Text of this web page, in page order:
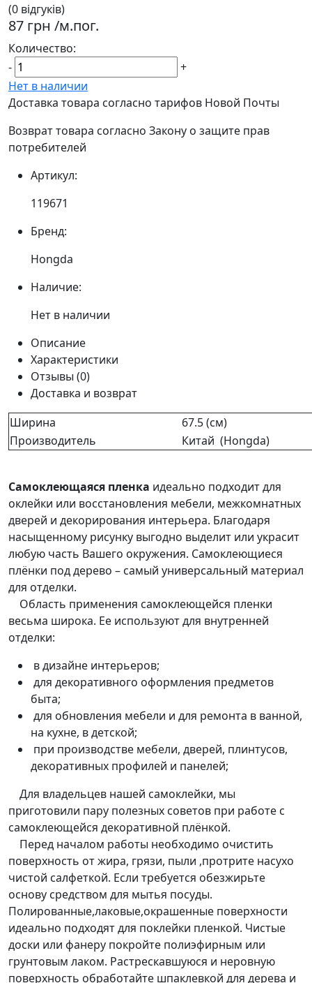
(0 відгуків)
87 грн /м.пог.
Количество:
-
+
Нет в наличии
Доставка товара согласно тарифов Новой Почты
Возврат товара согласно Закону о защите прав
потребителей
Артикул:
119671
Бренд:
Hongda
Наличие:
Нет в наличии
Описание
Характеристики
Отзывы (0)
Доставка и возврат
Ширина
67.5 (см)
Производитель
Китай (Hongda)
Самоклеющаяся пленка идеально подходит для
оклейки или восстановления мебели, межкомнатных
дверей и декорирования интерьера. Благодаря
насыщенному рисунку выгодно выделит или украсит
любую часть Вашего окружения. Самоклеющиеся
плёнки под дерево – самый универсальный материал
для отделки.
Область применения самоклеющейся пленки
весьма широка. Ее используют для внутренней
отделки:
в дизайне интерьеров;
для декоративного оформления предметов
быта;
для обновления мебели и для ремонта в ванной,
на кухне, в детской;
при производстве мебели, дверей, плинтусов,
декоративных профилей и панелей;
Для владельцев нашей самоклейки, мы
приготовили пару полезных советов при работе с
самоклеющейся декоративной плёнкой.
Перед началом работы необходимо очистить
поверхность от жира, грязи, пыли ,протрите насухо
чистой салфеткой. Если требуется обезжирьте
основу средством для мытья посуды.
Полированные,лаковые,окрашенные поверхности
идеально подходят для поклейки пленкой. Чистые
доски или фанеру покройте полиэфирным или
грунтовым лаком. Растрескавшуюся и неровную
поверхность обработайте шпаклевкой для дерева и